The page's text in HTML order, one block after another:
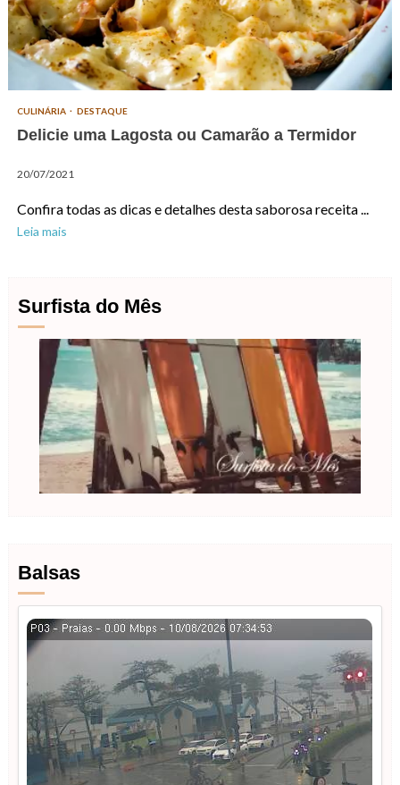
CULINÁRIA DESTAQUE
Delicie uma Lagosta ou Camarão a Termidor
20/07/2021
Confira todas as dicas e detalhes desta saborosa receita ...
Leia mais
Surfista do Mês
Balsas